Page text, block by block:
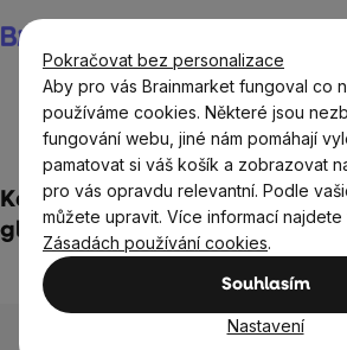
Pokračovat bez personalizace
Aby pro vás Brainmarket fungoval co
používáme cookies. Některé jsou
fungování webu, jiné nám pomáhají
pamatovat si váš košík a zobrazovat
pro vás opravdu relevantní. Podle
můžete upravit. Více informací najdete
Zásadách používání cookies.
Souhlasím
Nastavení
na
obsah
Potraviny Nápoje BrainMax
Kalabasa keramická - Matero
glazura
Průměrné
hodnocení